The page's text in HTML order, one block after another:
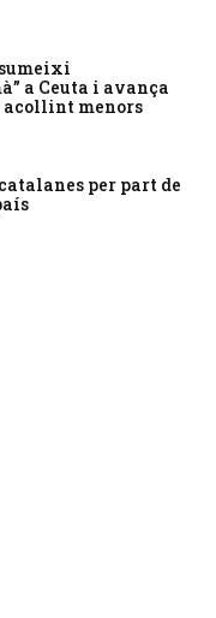
a Ceuta i avança
acollint menors
per part de